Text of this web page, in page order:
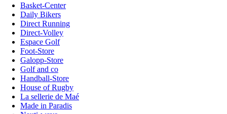
Basket-Center
Daily Bikers
Direct Running
Direct-Volley
Espace Golf
Foot-Store
Galopp-Store
Golf and co
Handball-Store
House of Rugby
La sellerie de Maé
Made in Paradis